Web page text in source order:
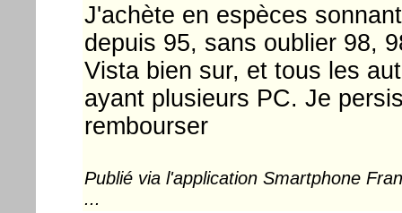
J'achète en espèces
depuis 95, sans oublier 98,
Vista bien sur, et tous les
ayant plusieurs PC. Je
rembourser
Publié via l'application Smartphone
...